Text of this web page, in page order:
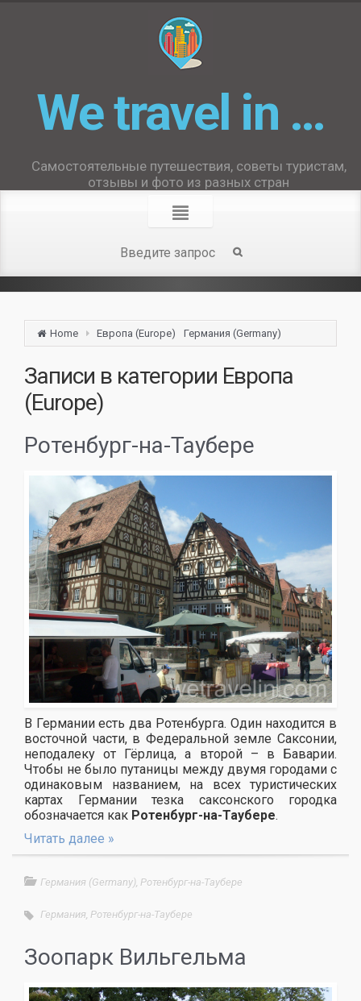
We travel in …
Самостоятельные путешествия, советы туристам,
отзывы и фото из разных стран
Home Европа (Europe) Германия (Germany)
Записи в категории Европа
(Europe)
Ротенбург-на-Таубере
В Германии есть два Ротенбурга. Один находится в
восточной части, в Федеральной земле Саксонии,
неподалеку от Гёрлица, а второй – в Баварии.
Чтобы не было путаницы между двумя городами с
одинаковым названием, на всех туристических
картах Германии тезка саксонского городка
обозначается как Ротенбург-на-Таубере.
Читать далее »
Германия (Germany), Ротенбург-на-Таубере
Германия, Ротенбург-на-Таубере
Зоопарк Вильгельма